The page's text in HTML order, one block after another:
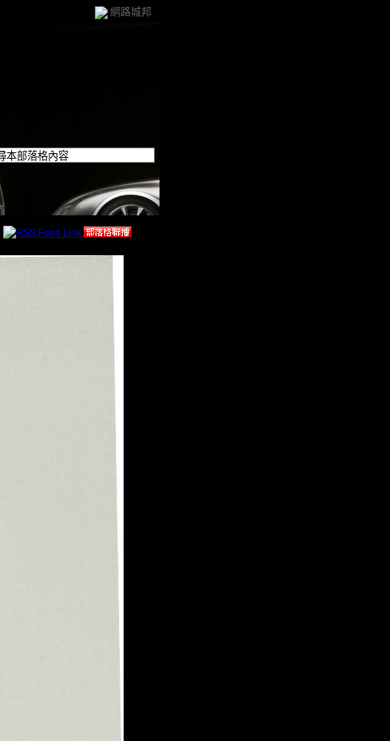
網路城邦